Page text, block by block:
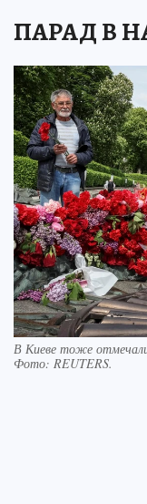
ПАРАД В
В Киеве тоже
Фото: REUTERS.